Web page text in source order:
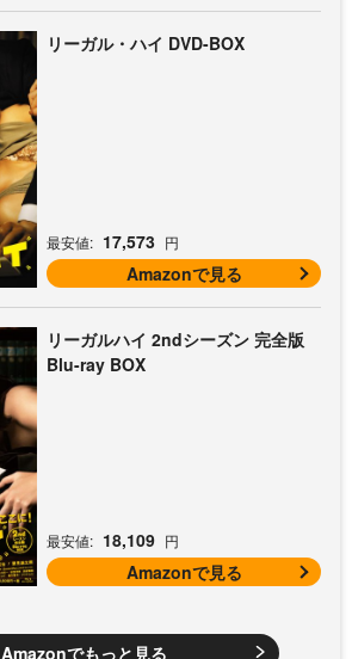
リーガル・ハイ DVD-BOX
最安値: 17,573 円
Amazonで見る
リーガルハイ 2ndシーズン 完全版
Blu-ray BOX
最安値: 18,109 円
Amazonで見る
Amazonでもっと見る